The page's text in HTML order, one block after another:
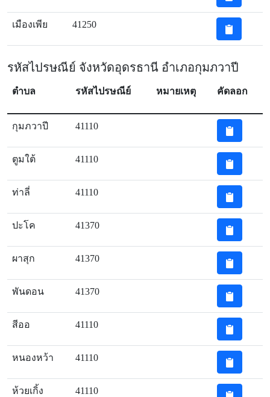
เมืองเพีย 41250
รหัสไปรษณีย์ จังหวัดอุดรธานี อำเภอกุมภวาปี
ตำบล รหัสไปรษณีย์ หมายเหตุ คัดลอก
กุมภวาปี 41110
ตูมใต้ 41110
ท่าลี่ 41110
ปะโค 41370
ผาสุก 41370
พันดอน 41370
สีออ 41110
หนองหว้า 41110
ห้วยเกิ้ง 41110